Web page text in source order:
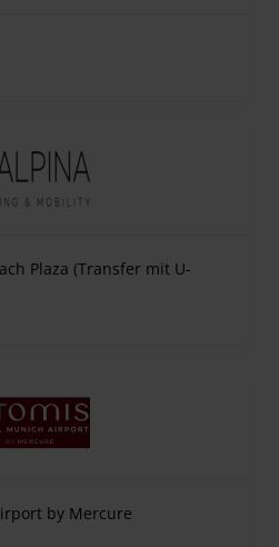
Plaza (Transfer mit U-
by Mercure